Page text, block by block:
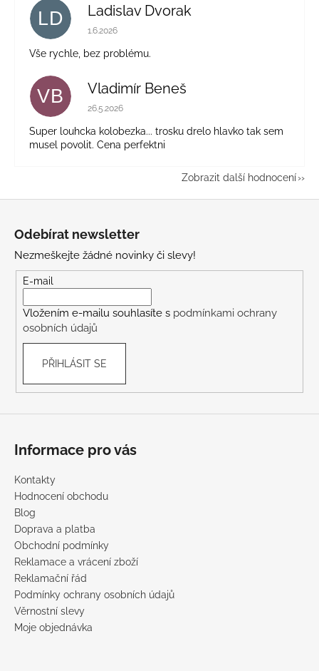
LD Ladislav Dvorak
Hodnocení obchodu je 5 z 5 hvězdiček.
1.6.2026
Vše rychle, bez problému.
VB Vladimír Beneš
Hodnocení obchodu je 5 z 5 hvězdiček.
26.5.2026
Super louhcka kolobezka... trosku drelo hlavko tak sem
musel povolit. Cena perfektni
Zobrazit další hodnocení
Odebírat newsletter
Nezmeškejte žádné novinky či slevy!
E-mail
Vložením e-mailu souhlasíte s podmínkami ochrany
osobních údajů
PŘIHLÁSIT SE
Informace pro vás
Kontakty
Hodnocení obchodu
Blog
Doprava a platba
Obchodní podmínky
Reklamace a vrácení zboží
Reklamační řád
Podmínky ochrany osobních údajů
Věrnostní slevy
Moje objednávka